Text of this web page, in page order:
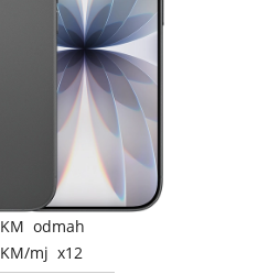
KM odmah
KM/mj x12